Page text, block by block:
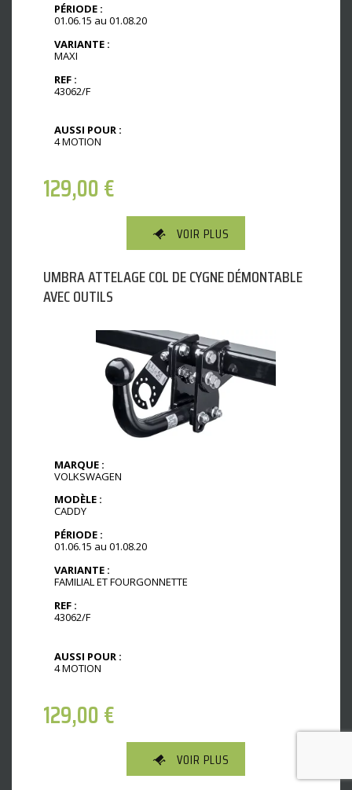
PÉRIODE :
01.06.15 au 01.08.20
VARIANTE :
MAXI
REF :
43062/F
AUSSI POUR :
4 MOTION
129,00€
VOIR PLUS
UMBRA ATTELAGE COL DE CYGNE DÉMONTABLE
AVEC OUTILS
MARQUE :
VOLKSWAGEN
MODÈLE :
CADDY
PÉRIODE :
01.06.15 au 01.08.20
VARIANTE :
FAMILIAL ET FOURGONNETTE
REF :
43062/F
AUSSI POUR :
4 MOTION
129,00€
VOIR PLUS